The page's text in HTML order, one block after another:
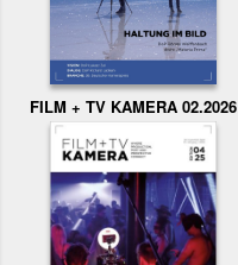
FILM + TV KAMERA 02.2026